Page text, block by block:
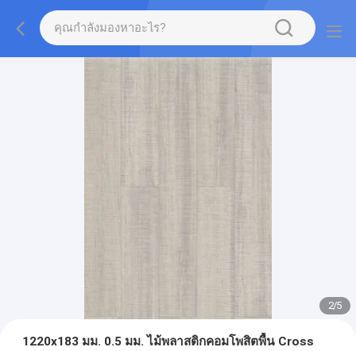
2/5
1220x183 มม. 0.5 มม. ไม้พลาสติกคอมโพสิตพื้น Cross